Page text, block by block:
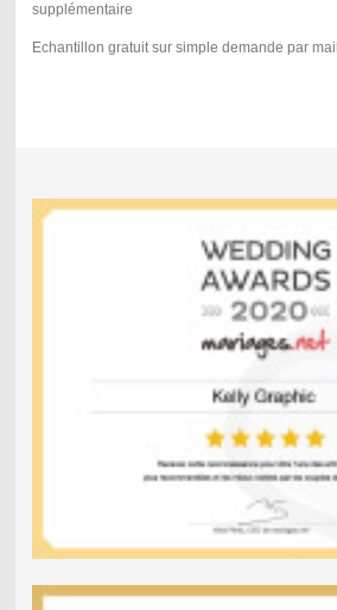
supplémentaire
Echantillon gratuit sur simple demande par mail